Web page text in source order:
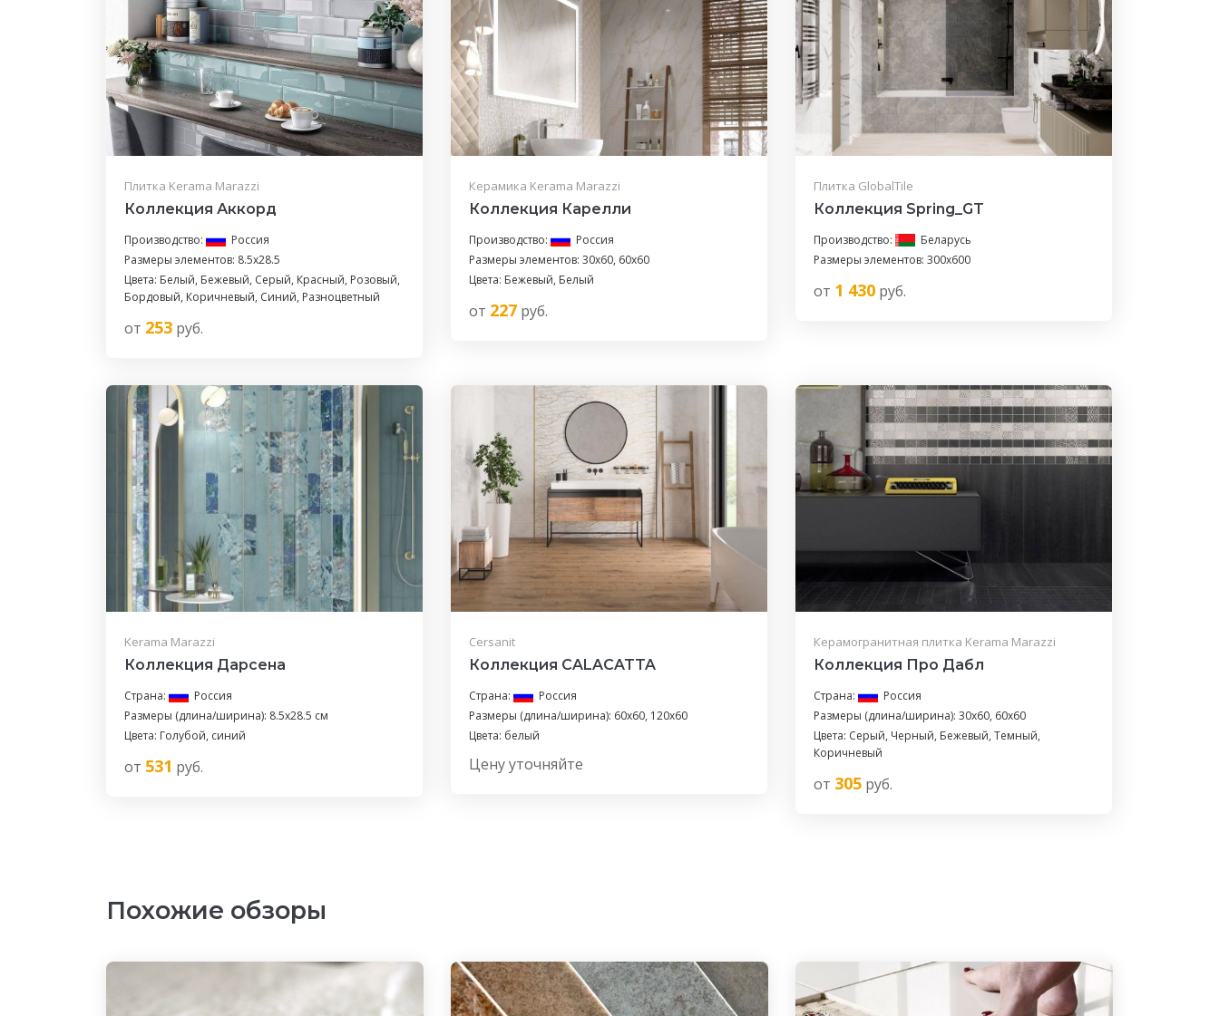
Плитка Kerama Marazzi
Коллекция Аккорд
Производство:
Россия
Размеры элементов: 8.5x28.5
Цвета: Белый, Бежевый, Серый, Красный, Розовый,
Бордовый, Коричневый, Синий, Разноцветный
от 253 руб.
Керамика Kerama Marazzi
Коллекция Карелли
Производство:
Россия
Размеры элементов: 30x60, 60x60
Цвета: Бежевый, Белый
от 227руб.
Плитка GlobalTile
Коллекция Spring_GT
Производство:
Беларусь
Размеры элементов: 300x600
от 1 430руб.
Kerama Marazzi
Коллекция Дарсена
Страна:
Россия
Размеры (длина/ширина): 8.5x28.5 см
Цвета: Голубой, синий
от 531 руб.
Cersanit
Коллекция CALACATTA
Страна:
Россия
Размеры (длина/ширина): 60x60, 120x60
Цвета: белый
Цену уточняйте
Керамогранитная плитка Kerama Marazzi
Коллекция Про Дабл
Страна:
Россия
Размеры (длина/ширина): 30x60, 60x60
Цвета: Серый, Черный, Бежевый, Темный,
Коричневый
от 305руб.
Похожие обзоры